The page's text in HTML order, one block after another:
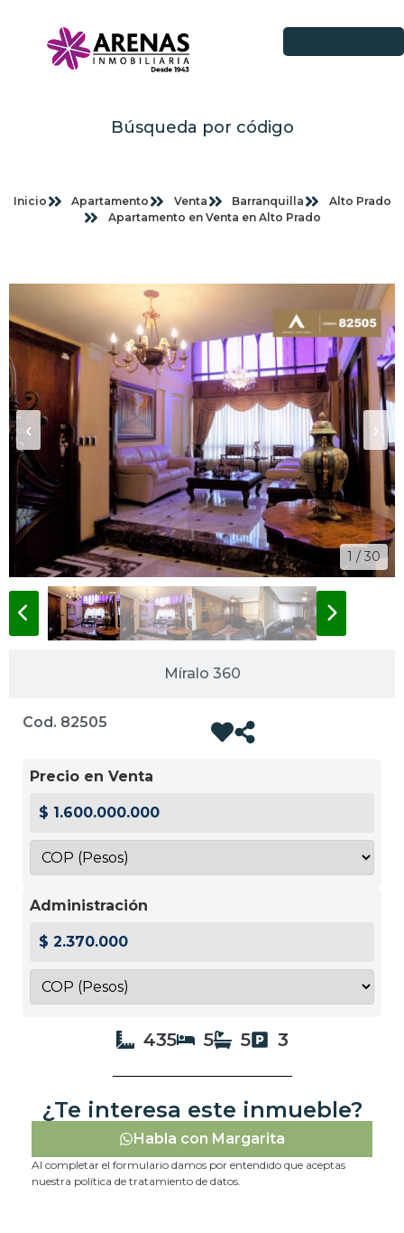
Búsqueda por código
Inicio Apartamento Venta Barranquilla
Alto Prado
Apartamento en Venta en Alto Prado
Míralo 360
1 / 30
‹ ›
Cod. 82505
Precio en Venta
$ 1.600.000.000
Administración
$ 2.370.000
435 5 5 3
¿Te interesa este inmueble?
Habla con Margarita
Al completar el formulario damos por entendido que aceptas
nuestra política de tratamiento de datos.